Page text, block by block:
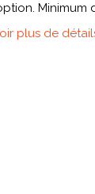
Minimum
plus de